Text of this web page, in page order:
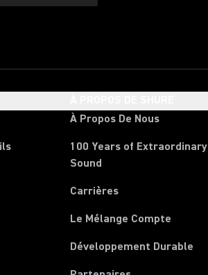
À Propos De Nous
100 Years of Extraordinary
Sound
Carrières
Le Mélange Compte
Développement Durable